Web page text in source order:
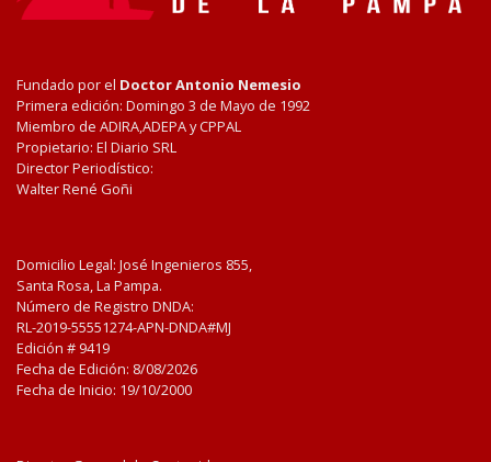
Fundado por el Doctor Antonio Nemesio
Primera edición: Domingo 3 de Mayo de 1992
Miembro de ADIRA,ADEPA y CPPAL
Propietario: El Diario SRL
Director Periodístico:
Walter René Goñi
Domicilio Legal: José Ingenieros 855,
Santa Rosa, La Pampa.
Número de Registro DNDA:
RL-2019-55551274-APN-DNDA#MJ
Edición # 9419
Fecha de Edición: 8/08/2026
Fecha de Inicio: 19/10/2000